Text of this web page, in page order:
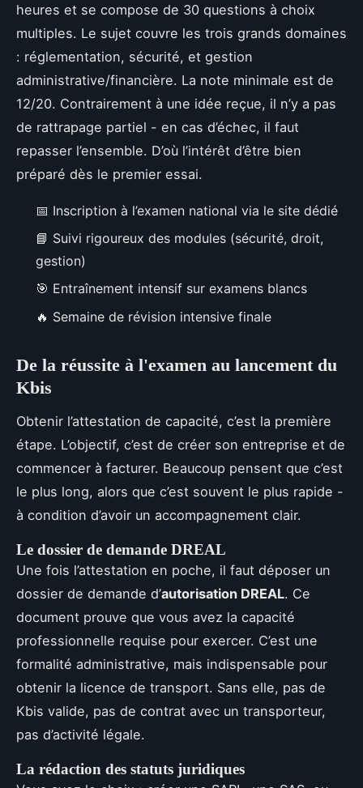
heures et se compose de 30 questions à choix
multiples. Le sujet couvre les trois grands domaines
: réglementation, sécurité, et gestion
administrative/financière. La note minimale est de
12/20. Contrairement à une idée reçue, il n’y a pas
de rattrapage partiel - en cas d’échec, il faut
repasser l’ensemble. D’où l’intérêt d’être bien
préparé dès le premier essai.
📅 Inscription à l’examen national via le site dédié
📘 Suivi rigoureux des modules (sécurité, droit,
gestion)
🎯 Entraînement intensif sur examens blancs
🔥 Semaine de révision intensive finale
De la réussite à l'examen au lancement du
Kbis
Obtenir l’attestation de capacité, c’est la première
étape. L’objectif, c’est de créer son entreprise et de
commencer à facturer. Beaucoup pensent que c’est
le plus long, alors que c’est souvent le plus rapide -
à condition d’avoir un accompagnement clair.
Le dossier de demande DREAL
Une fois l’attestation en poche, il faut déposer un
dossier de demande d’autorisation DREAL. Ce
document prouve que vous avez la capacité
professionnelle requise pour exercer. C’est une
formalité administrative, mais indispensable pour
obtenir la licence de transport. Sans elle, pas de
Kbis valide, pas de contrat avec un transporteur,
pas d’activité légale.
La rédaction des statuts juridiques